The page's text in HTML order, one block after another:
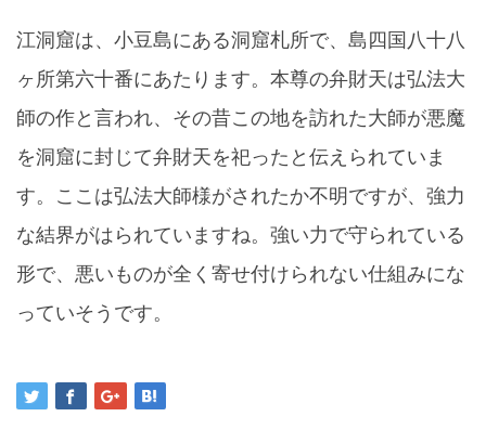
江洞窟は、小豆島にある洞窟札所で、島四国八十八
ヶ所第六十番にあたります。本尊の弁財天は弘法大
師の作と言われ、その昔この地を訪れた大師が悪魔
を洞窟に封じて弁財天を祀ったと伝えられていま
す。ここは弘法大師様がされたか不明ですが、強力
な結界がはられていますね。強い力で守られている
形で、悪いものが全く寄せ付けられない仕組みにな
っていそうです。